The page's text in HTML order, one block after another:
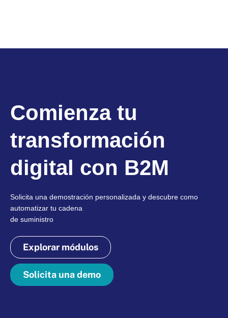
Comienza tu
transformación
digital con B2M
Solicita una demostración personalizada y descubre como
automatizar tu cadena
de suministro
Explorar módulos
Solicita una demo